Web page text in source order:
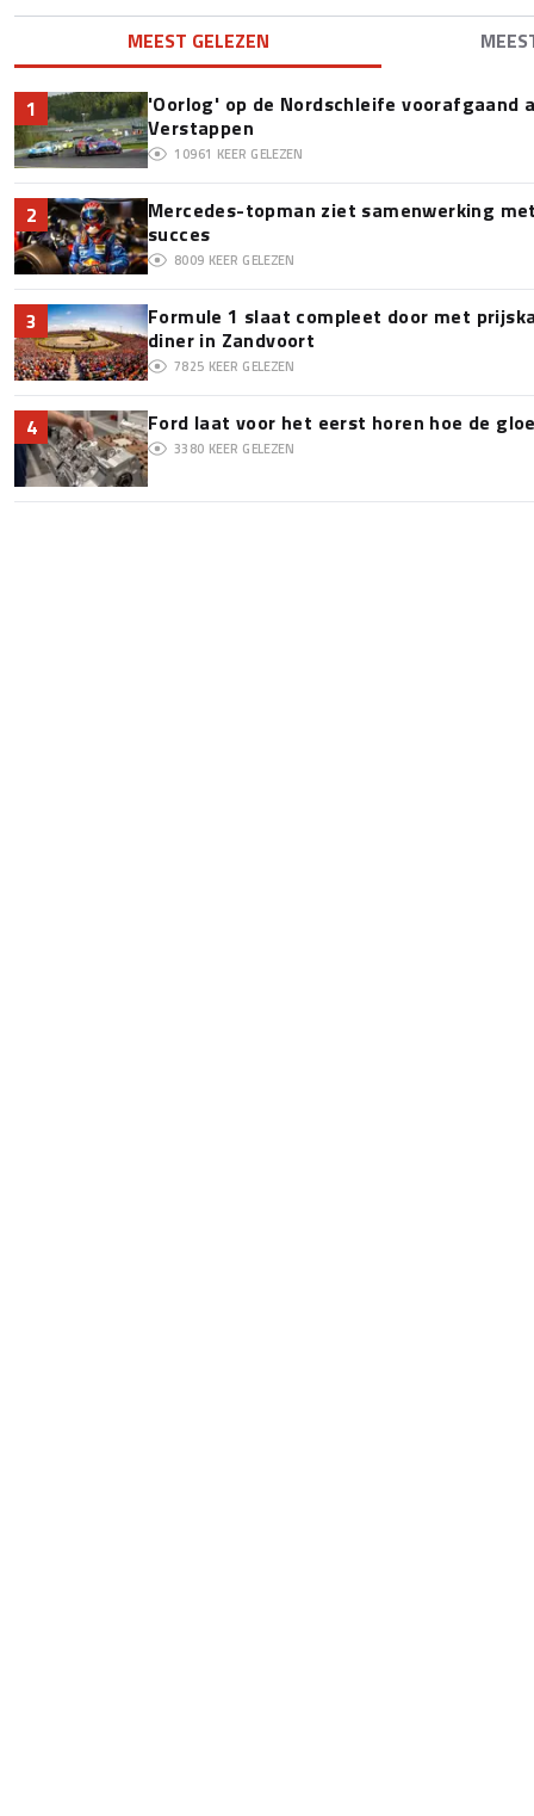
MEEST GELEZEN
1
'Oorlog' op de Nordschleife voorafgaand
Verstappen
10961 KEER GELEZEN
2
Mercedes-topman ziet samenwerking
succes
8009 KEER GELEZEN
3
Formule 1 slaat compleet door met
diner in Zandvoort
7825 KEER GELEZEN
4 Ford laat voor het eerst horen hoe de
3380 KEER GELEZEN